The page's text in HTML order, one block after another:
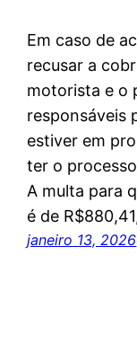
Em caso de
recusar a
motorista e o
responsáveis
estiver em
ter o
A multa para
é de
janeiro 13, 2026